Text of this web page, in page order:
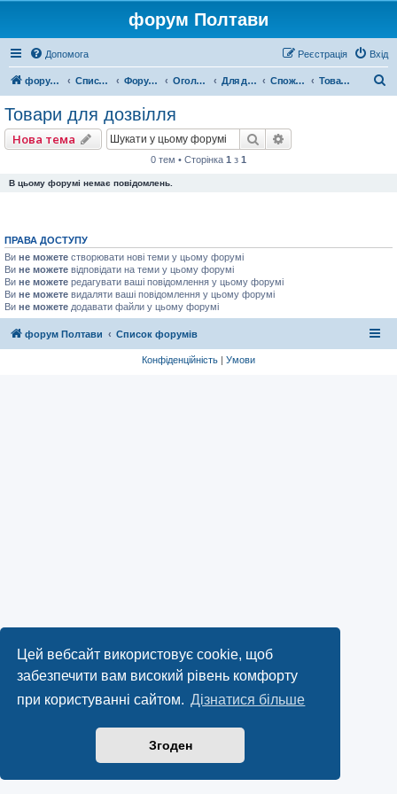
Цей вебсайт використовує cookie, щоб
забезпечити вам високий рівень комфорту
при користуванні сайтом. Дізнатися більше
Згоден
форум Полтави
Допомога Вхід
Реєстрація
форум Полтави Список форумів Форум міста Полтава Оголошення міста Полтава Для домашнього комфорту Споживчі товари Товари для дозвілля
Товари для дозвілля
Нова тема Пошук
0 тем • Сторінка 1 з 1
В цьому форумі немає повідомлень.
ПРАВА ДОСТУПУ
Ви не можете створювати нові теми у цьому форумі
Ви не можете відповідати на теми у цьому форумі
Ви не можете редагувати ваші повідомлення у цьому форумі
Ви не можете видаляти ваші повідомлення у цьому форумі
Ви не можете додавати файли у цьому форумі
форум Полтави Список форумів
Конфіденційність | Умови